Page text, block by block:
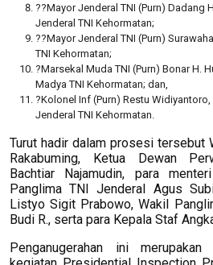
??Mayor Jenderal TNI (Purn) Dadang
Jenderal TNI Kehormatan;
??Mayor Jenderal TNI (Purn)
TNI Kehormatan;
?Marsekal Muda TNI (Purn) Bonar H.
Madya TNI Kehormatan; dan,
?Kolonel Inf (Purn) Restu
Jenderal TNI Kehormatan.
Turut hadir dalam prosesi tersebut
Rakabuming, Ketua Dewan
Bachtiar Najamudin, para
Panglima TNI Jenderal Agus
Listyo Sigit Prabowo, Wakil
Budi R., serta para Kepala Staf
Penganugerahan ini